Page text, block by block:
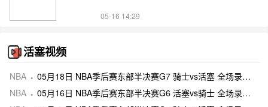
05-16 14:29
活塞视频
NBA
05月18日 NBA季后赛东部半决赛G7 骑士vs活塞 全场录像及集锦
NBA
05月16日 NBA季后赛东部半决赛G6 活塞vs骑士 全场录像及集锦